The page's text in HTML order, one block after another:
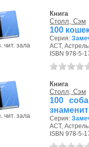
чит. зала
Книга
Столл, Сэм
100
Серия:
АСТ,
ISBN 978-5-
чит. зала
Книга
Столл, Сэм
100
Серия:
АСТ,
ISBN 978-5-